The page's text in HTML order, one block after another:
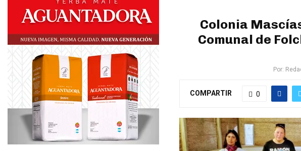
Colonia
Comunal de
Por:
COMPARTIR 0